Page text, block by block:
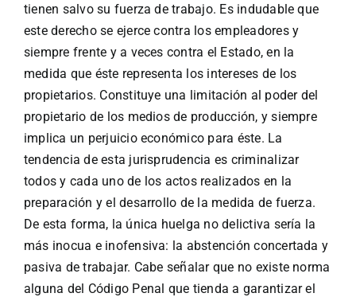
tienen salvo su fuerza de trabajo. Es indudable que
este derecho se ejerce contra los empleadores y
siempre frente y a veces contra el Estado, en la
medida que éste representa los intereses de los
propietarios. Constituye una limitación al poder del
propietario de los medios de producción, y siempre
implica un perjuicio económico para éste. La
tendencia de esta jurisprudencia es criminalizar
todos y cada uno de los actos realizados en la
preparación y el desarrollo de la medida de fuerza.
De esta forma, la única huelga no delictiva sería la
más inocua e inofensiva: la abstención concertada y
pasiva de trabajar. Cabe señalar que no existe norma
alguna del Código Penal que tienda a garantizar el